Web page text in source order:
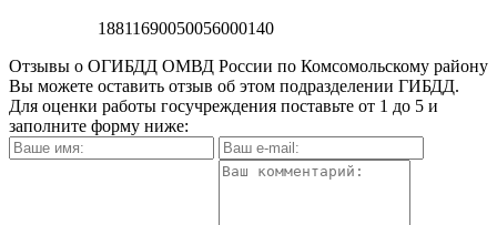
18811690050056000140
Отзывы о ОГИБДД ОМВД России по Комсомольскому району
Вы можете оставить отзыв об этом подразделении ГИБДД.
Для оценки работы госучреждения поставьте от 1 до 5 и
заполните форму ниже: